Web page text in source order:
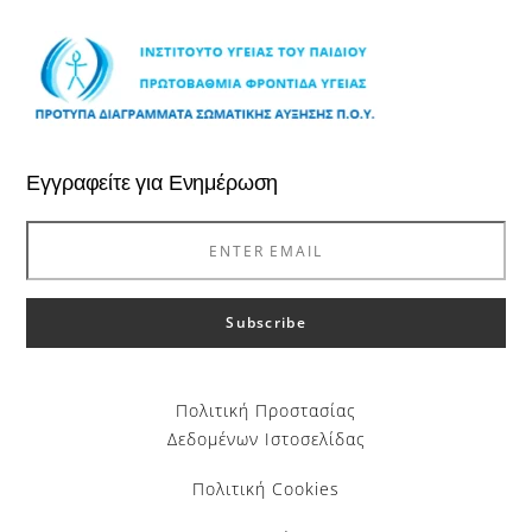
Εγγραφείτε για Ενημέρωση
Πολιτική Προστασίας
Δεδομένων Ιστοσελίδας
Πολιτική Cookies